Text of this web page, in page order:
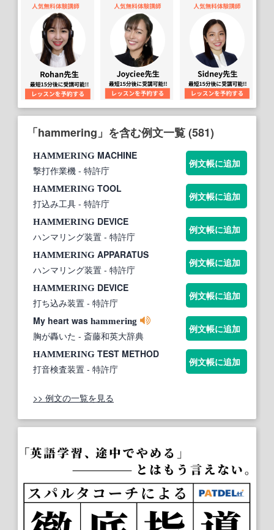
「hammering」を含む例文一覧 (581)
HAMMERING MACHINE
撃打作業機 - 特許庁
例文帳に追加
HAMMERING TOOL
打込み工具 - 特許庁
例文帳に追加
HAMMERING DEVICE
ハンマリング装置 - 特許庁
例文帳に追加
HAMMERING APPARATUS
ハンマリング装置 - 特許庁
例文帳に追加
HAMMERING DEVICE
打ち込み装置 - 特許庁
例文帳に追加
My heart was hammering
胸が轟いた - 斎藤和英大辞典
例文帳に追加
HAMMERING TEST METHOD
打音検査装置 - 特許庁
例文帳に追加
>> 例文の一覧を見る